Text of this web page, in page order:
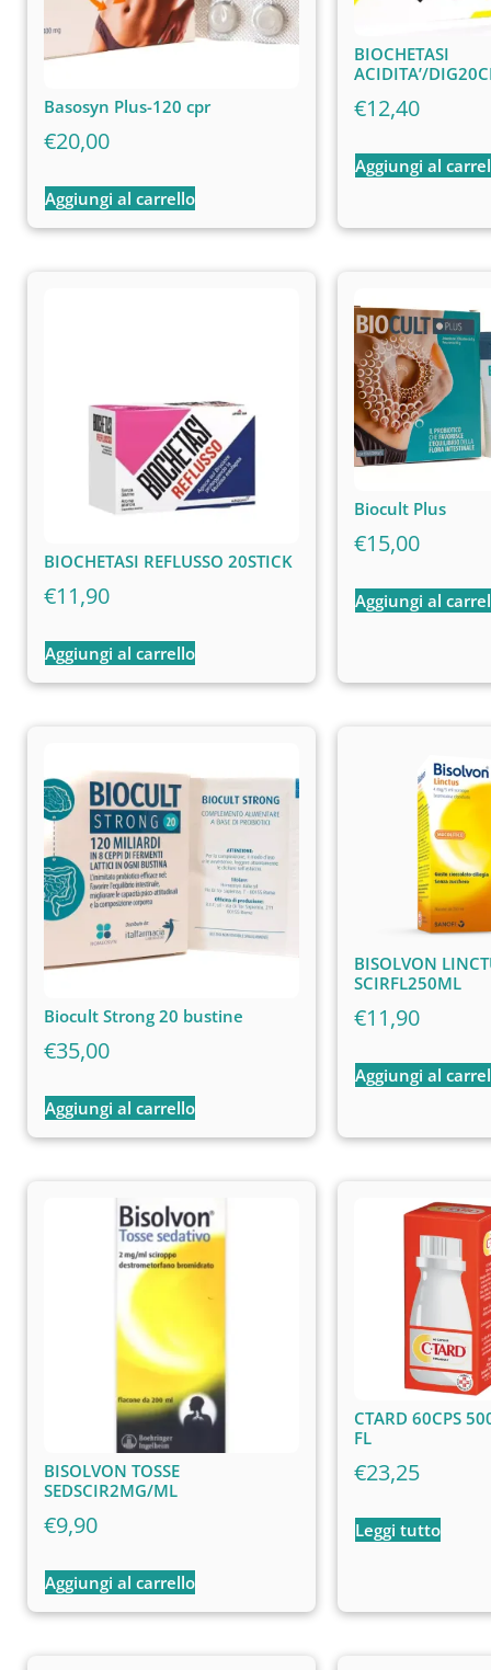
Basosyn Plus-120 cpr
€20,00
Aggiungi al carrello
BIOCHETASI
ACIDITA’/
€12,40
Aggiungi al
BIOCHETASI REFLUSSO 20STICK
€11,90
Aggiungi al carrello
Biocult Plus
€15,00
Aggiungi al
Biocult Strong 20 bustine
€35,00
Aggiungi al carrello
BISOLVON
SCIRFL250ML
€11,90
Aggiungi al
BISOLVON TOSSE
SEDSCIR2MG/ML
€9,90
Aggiungi al carrello
CTARD 60CPS
FL
€23,25
Leggi tutto